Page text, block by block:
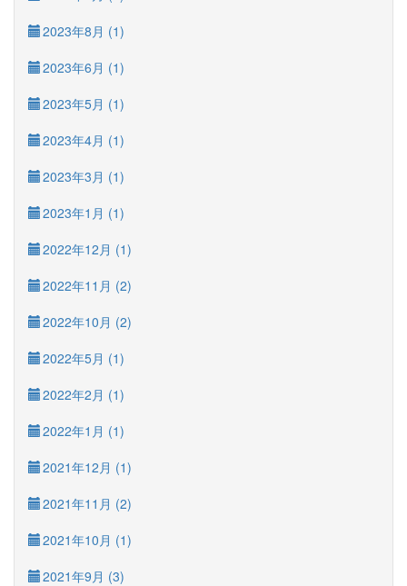
2023年8月 (1)
2023年6月 (1)
2023年5月 (1)
2023年4月 (1)
2023年3月 (1)
2023年1月 (1)
2022年12月 (1)
2022年11月 (2)
2022年10月 (2)
2022年5月 (1)
2022年2月 (1)
2022年1月 (1)
2021年12月 (1)
2021年11月 (2)
2021年10月 (1)
2021年9月 (3)